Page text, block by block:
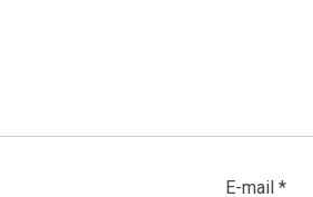
E-mail *